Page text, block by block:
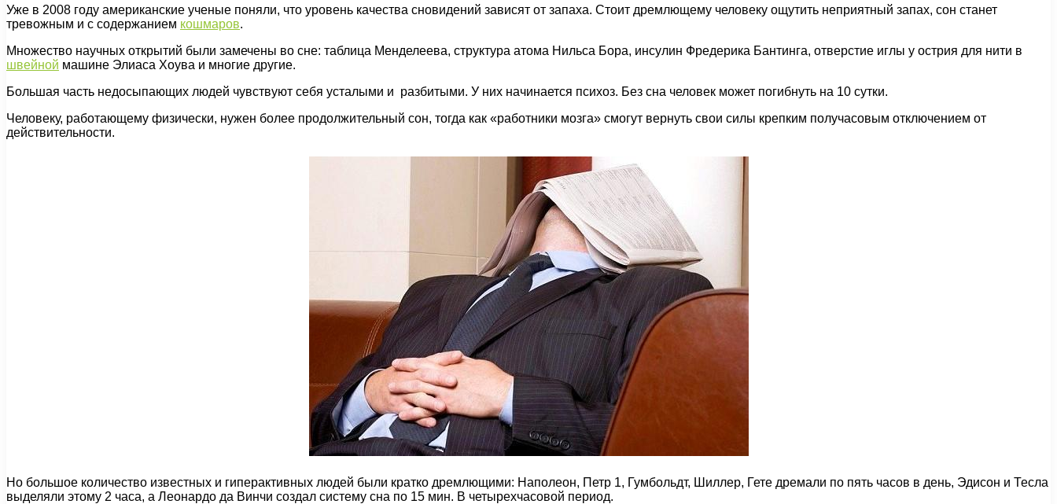
Уже в 2008 году американские ученые поняли, что уровень качества сновидений зависят от запаха. Стоит дремлющему человеку ощутить неприятный запах, сон станет
тревожным и с содержанием кошмаров.
Множество научных открытий были замечены во сне: таблица Менделеева, структура атома Нильса Бора, инсулин Фредерика Бантинга, отверстие иглы у острия для нити в
швейной машине Элиаса Хоува и многие другие.
Большая часть недосыпающих людей чувствуют себя усталыми и разбитыми. У них начинается психоз. Без сна человек может погибнуть на 10 сутки.
Человеку, работающему физически, нужен более продолжительный сон, тогда как «работники мозга» смогут вернуть свои силы крепким получасовым отключением от
действительности.
Но большое количество известных и гиперактивных людей были кратко дремлющими: Наполеон, Петр 1, Гумбольдт, Шиллер, Гете дремали по пять часов в день, Эдисон и Тесла
выделяли этому 2 часа, а Леонардо да Винчи создал систему сна по 15 мин. В четырехчасовой период.